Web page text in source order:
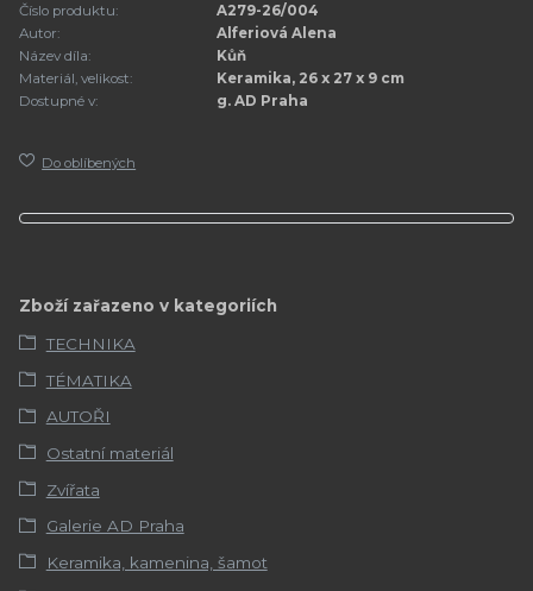
Číslo produktu:
A279-26/004
Autor:
Alferiová Alena
Název díla:
Kůň
Materiál, velikost:
Keramika, 26 x 27 x 9 cm
Dostupné v:
g. AD Praha
Do oblíbených
Zboží zařazeno v kategoriích
TECHNIKA
TÉMATIKA
AUTOŘI
Ostatní materiál
Zvířata
Galerie AD Praha
Keramika, kamenina, šamot